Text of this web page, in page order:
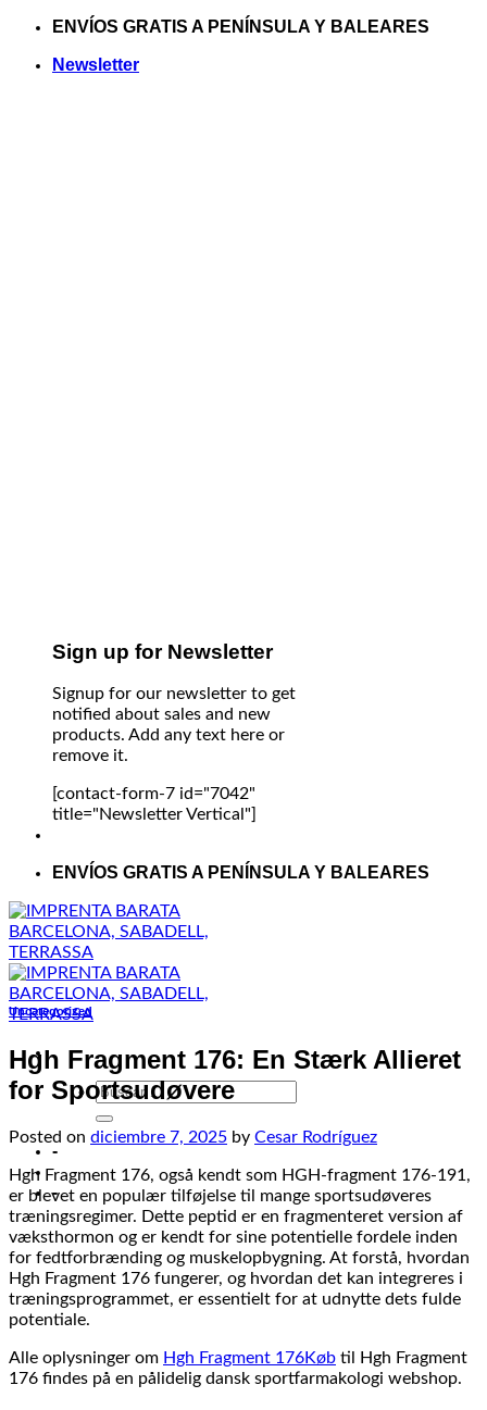
Saltar
contenido
ENVÍOS GRATIS A PENÍNSULA Y BALEARES
Newsletter
Sign up for Newsletter
Signup for our newsletter to get
notified about sales and new
products. Add any text here or
remove it.
[contact-form-7 id="7042"
title="Newsletter Vertical"]
ENVÍOS GRATIS A PENÍNSULA Y BALEARES
-
-
Uncategorized
Hgh Fragment 176: En Stærk Allieret
for Sportsudøvere
Posted on diciembre 7, 2025 by Cesar Rodríguez
Hgh Fragment 176, også kendt som HGH-fragment 176-191,
er blevet en populær tilføjelse til mange sportsudøveres
træningsregimer. Dette peptid er en fragmenteret version af
væksthormon og er kendt for sine potentielle fordele inden
for fedtforbrænding og muskelopbygning. At forstå, hvordan
Hgh Fragment 176 fungerer, og hvordan det kan integreres i
træningsprogrammet, er essentielt for at udnytte dets fulde
potentiale.
Alle oplysninger om Hgh Fragment 176Køb til Hgh Fragment
176 findes på en pålidelig dansk sportfarmakologi webshop.